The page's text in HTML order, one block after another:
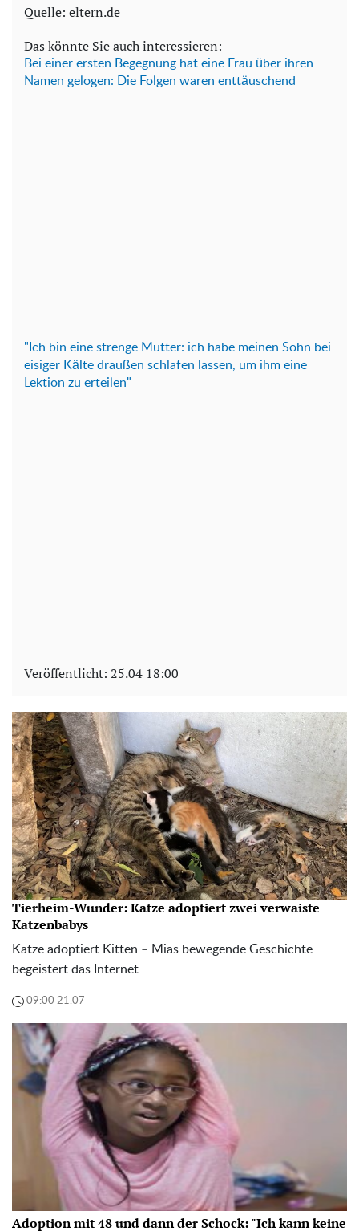
Quelle: eltern.de
Das könnte Sie auch interessieren:
Bei einer ersten Begegnung hat eine Frau über ihren
Namen gelogen: Die Folgen waren enttäuschend
"Ich bin eine strenge Mutter: ich habe meinen Sohn bei
eisiger Kälte draußen schlafen lassen, um ihm eine
Lektion zu erteilen"
Veröffentlicht: 25.04 18:00
Tierheim-Wunder: Katze adoptiert zwei verwaiste
Katzenbabys
Katze adoptiert Kitten – Mias bewegende Geschichte
begeistert das Internet
09:00 21.07
Adoption mit 48 und dann der Schock: "Ich kann keine